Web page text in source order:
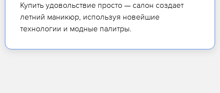
Купить удовольствие просто — салон создает
летний маникюр, используя новейшие
технологии и модные палитры.